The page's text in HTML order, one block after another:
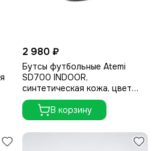
2 980 ₽
Бутсы футбольные Atemi
SD700 INDOOR,
синтетическая кожа, цвет
салатово-чёрный, размер 44
В корзину